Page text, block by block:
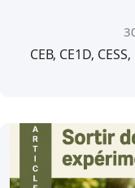
CEB, CE1D,